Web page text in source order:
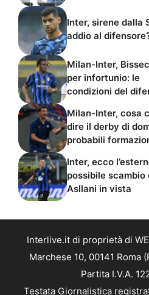
Inter, sirene dalla
addio al
Milan-Inter,
per infortunio: le
condizioni del
Milan-Inter, cosa
dire il derby di
probabili
Inter, ecco
possibile scambio
Asllani in vista
Interlive.it di proprietà di
Marchese 10, 00141 Roma
Partita I.V.A.
Testata Giornalistica